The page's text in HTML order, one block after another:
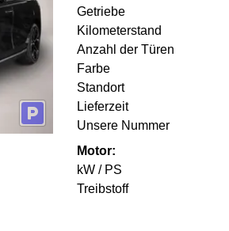
Getriebe
Kilometerstand
Anzahl der Türen
Farbe
Standort
Lieferzeit
Unsere Nummer
Motor:
kW / PS
Treibstoff